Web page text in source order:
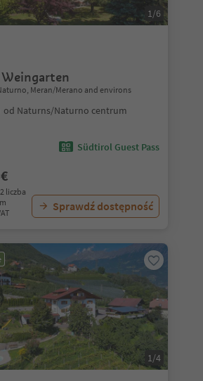
1/6
Meran/Merano and environs
od Naturns/Naturno centrum
Südtirol Guest Pass
liczba
Sprawdź dostępność
1/4